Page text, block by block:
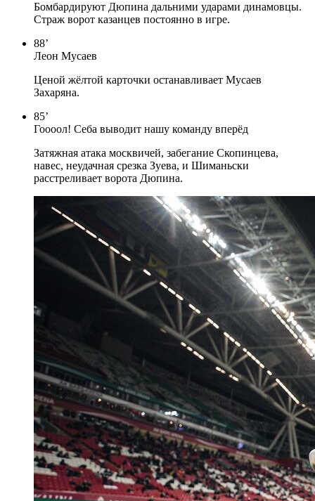
Бомбардируют Дюпина дальними ударами динамовцы.
Страж ворот казанцев постоянно в игре.
88’
Леон Мусаев
Ценой жёлтой карточки останавливает Мусаев
Захаряна.
85’
Гоооол! Себа выводит нашу команду вперёд
Затяжная атака москвичей, забегание Скопинцева,
навес, неудачная срезка Зуева, и Шиманьски
расстреливает ворота Дюпина.